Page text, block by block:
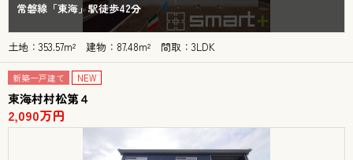
常磐線「東海」駅徒歩42分
土地：353.57m² 建物：87.48m² 間取：3LDK
新築一戸建て NEW
東海村村松第４
2,090万円